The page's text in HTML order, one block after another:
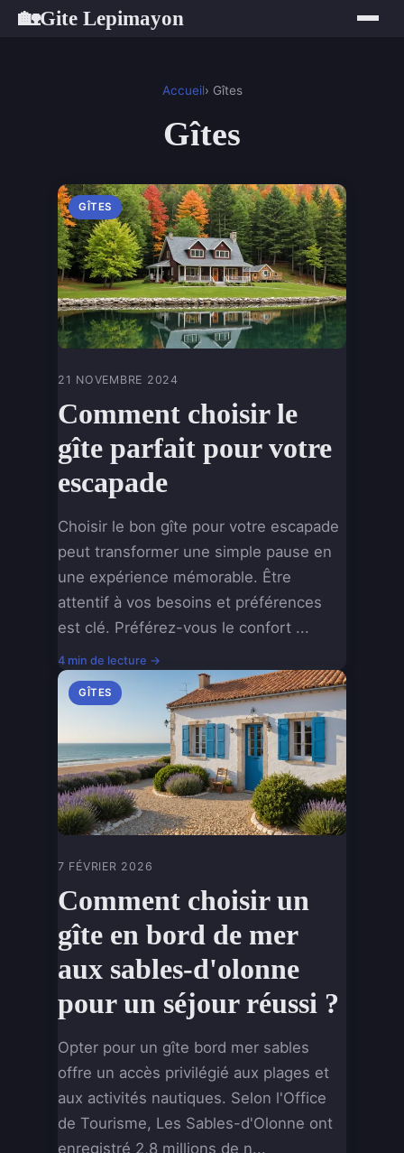
🏡Gite Lepimayon
Accueil› Gîtes
Gîtes
GÎTES
21 NOVEMBRE 2024
Comment choisir le
gîte parfait pour votre
escapade
Choisir le bon gîte pour votre escapade
peut transformer une simple pause en
une expérience mémorable. Être
attentif à vos besoins et préférences
est clé. Préférez-vous le confort ...
4 min de lecture →
GÎTES
7 FÉVRIER 2026
Comment choisir un
gîte en bord de mer
aux sables-d'olonne
pour un séjour réussi ?
Opter pour un gîte bord mer sables
offre un accès privilégié aux plages et
aux activités nautiques. Selon l'Office
de Tourisme, Les Sables-d'Olonne ont
enregistré 2,8 millions de n...